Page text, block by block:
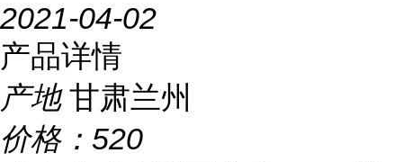
2021-04-02
产品详情
产地 甘肃兰州
价格： 520